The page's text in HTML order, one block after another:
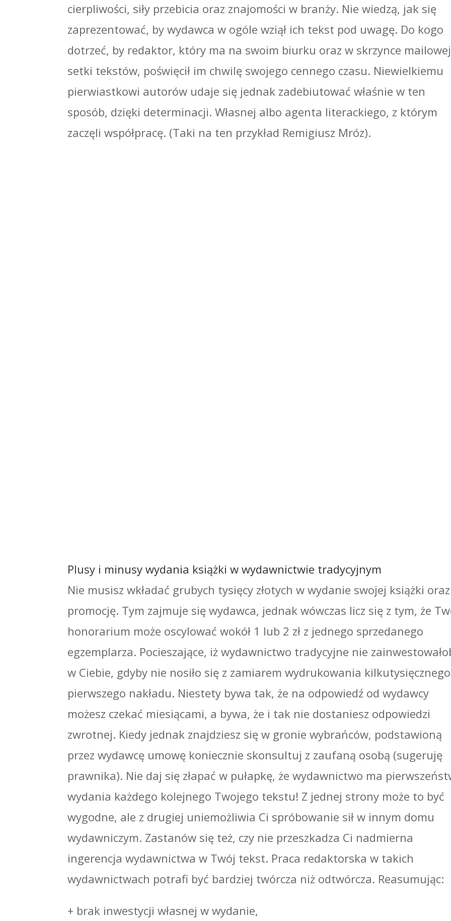
cierpliwości, siły przebicia oraz znajomości w branży. Nie wiedzą, jak się
zaprezentować, by wydawca w ogóle wziął ich tekst pod uwagę. Do kogo
dotrzeć, by redaktor, który ma na swoim biurku oraz w skrzynce mailowej
setki tekstów, poświęcił im chwilę swojego cennego czasu. Niewielkiemu
pierwiastkowi autorów udaje się jednak zadebiutować właśnie w ten
sposób, dzięki determinacji. Własnej albo agenta literackiego, z którym
zaczęli współpracę. (Taki na ten przykład Remigiusz Mróz).
Plusy i minusy wydania książki w wydawnictwie tradycyjnym
Nie musisz wkładać grubych tysięcy złotych w wydanie swojej książki
promocję. Tym zajmuje się wydawca, jednak wówczas licz się z tym, że
honorarium może oscylować wokół 1 lub 2 zł z jednego sprzedanego
egzemplarza. Pocieszające, iż wydawnictwo tradycyjne nie
w Ciebie, gdyby nie nosiło się z zamiarem wydrukowania kilkutysięcznego
pierwszego nakładu. Niestety bywa tak, że na odpowiedź od wydawcy
możesz czekać miesiącami, a bywa, że i tak nie dostaniesz odpowiedzi
zwrotnej. Kiedy jednak znajdziesz się w gronie wybrańców, podstawioną
przez wydawcę umowę koniecznie skonsultuj z zaufaną osobą (sugeruję
prawnika). Nie daj się złapać w pułapkę, że wydawnictwo ma
wydania każdego kolejnego Twojego tekstu! Z jednej strony może to być
wygodne, ale z drugiej uniemożliwia Ci spróbowanie sił w innym domu
wydawniczym. Zastanów się też, czy nie przeszkadza Ci nadmierna
ingerencja wydawnictwa w Twój tekst. Praca redaktorska w takich
wydawnictwach potrafi być bardziej twórcza niż odtwórcza. Reasumując:
+ brak inwestycji własnej w wydanie,